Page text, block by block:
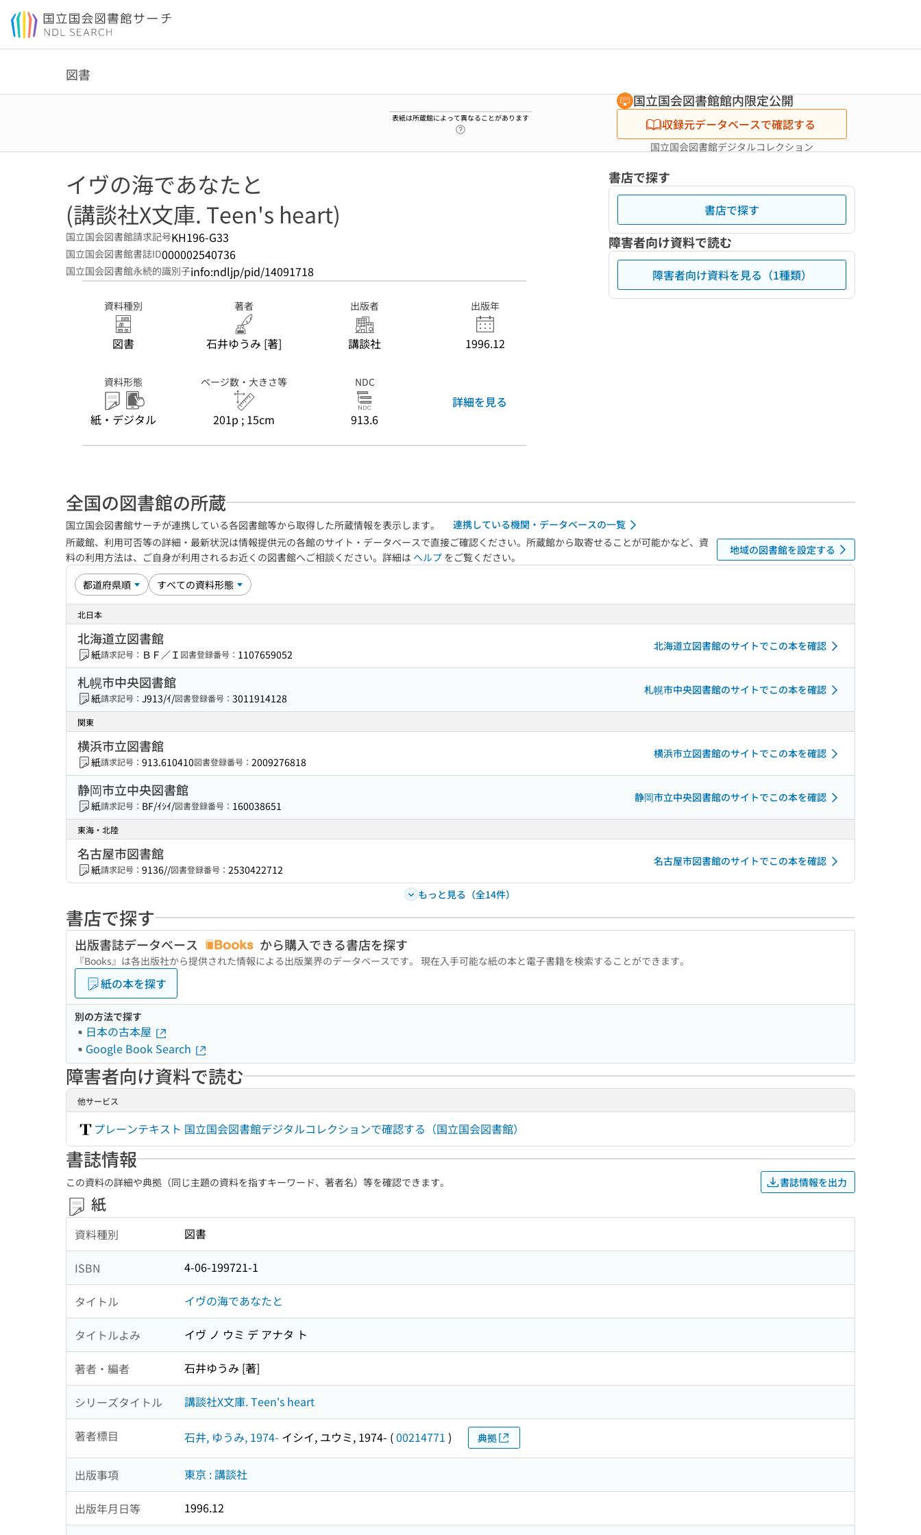
本文へ移動
図書
表紙は所蔵館によって異なることがあります
国立国会図書館館内限定公開
収録元データベースで確認する
国立国会図書館デジタルコレクション
イヴの海であなたと
(講談社X文庫. Teen's heart)
国立国会図書館請求記号KH196-G33
国立国会図書館書誌ID000002540736
国立国会図書館永続的識別子info:ndljp/pid/14091718
資料種別
図書
著者
石井ゆうみ [著]
出版者
講談社
出版年
1996.12
資料形態
紙・デジタル
ページ数・大きさ等
201p ; 15cm
NDC
913.6
詳細を見る
書店で探す
書店で探す
障害者向け資料で読む
障害者向け資料を見る（1種類）
全国の図書館の所蔵
国立国会図書館サーチが連携している各図書館等から取得した所蔵情報を表示します。
連携している機関・データベースの一覧
所蔵館、利用可否等の詳細・最新状況は情報提供元の各館のサイト・データベースで直接ご確認ください。所蔵館から取寄せることが可能かなど、資
料の利用方法は、ご自身が利用されるお近くの図書館へご相談ください。詳細は ヘルプ をご覧ください。
地域の図書館を設定する
北日本
北海道立図書館
紙請求記号： ＢＦ／Ｉ 図書登録番号： 1107659052
北海道立図書館のサイトでこの本を確認
札幌市中央図書館
紙請求記号： J913/ｲ/図書登録番号： 3011914128
札幌市中央図書館のサイトでこの本を確認
関東
横浜市立図書館
紙請求記号： 913.610410図書登録番号： 2009276818
横浜市立図書館のサイトでこの本を確認
静岡市立中央図書館
紙請求記号： BF/ｲｼｲ/図書登録番号： 160038651
静岡市立中央図書館のサイトでこの本を確認
東海・北陸
名古屋市図書館
紙請求記号： 9136//図書登録番号： 2530422712
名古屋市図書館のサイトでこの本を確認
もっと見る（全14件）
書店で探す
出版書誌データベース から購入できる書店を探す
『Books』は各出版社から提供された情報による出版業界のデータベースです。 現在入手可能な紙の本と電子書籍を検索することができます。
紙の本を探す
別の方法で探す
日本の古本屋
Google Book Search
障害者向け資料で読む
他サービス
プレーンテキスト 国立国会図書館デジタルコレクションで確認する（国立国会図書館）
書誌情報
この資料の詳細や典拠（同じ主題の資料を指すキーワード、著者名）等を確認できます。 書誌情報を出力
紙
資料種別 図書
ISBN 4-06-199721-1
タイトル イヴの海であなたと
タイトルよみ イヴ ノ ウミ デ アナタ ト
著者・編者 石井ゆうみ [著]
シリーズタイトル 講談社X文庫. Teen's heart
著者標目 石井, ゆうみ, 1974- イシイ, ユウミ, 1974- (00214771 ) 典拠
出版事項 東京 : 講談社
出版年月日等 1996.12